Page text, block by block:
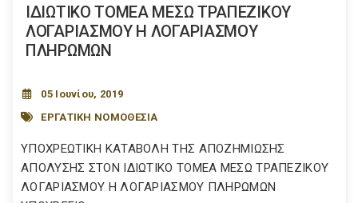
ΙΔΙΩΤΙΚΟ ΤΟΜΕΑ ΜΕΣΩ ΤΡΑΠΕΖΙΚΟΥ
ΛΟΓΑΡΙΑΣΜΟΥ Η ΛΟΓΑΡΙΑΣΜΟΥ
ΠΛΗΡΩΜΩΝ
05 Ιουνίου, 2019
ΕΡΓΑΤΙΚΗ ΝΟΜΟΘΕΣΙΑ
YΠΟΧΡΕΩΤΙΚΗ ΚΑΤΑΒΟΛΗ ΤΗΣ ΑΠΟΖΗΜΙΩΣΗΣ
ΑΠΟΛΥΣΗΣ ΣΤΟΝ ΙΔΙΩΤΙΚΟ ΤΟΜΕΑ ΜΕΣΩ ΤΡΑΠΕΖΙΚΟΥ
ΛΟΓΑΡΙΑΣΜΟΥ Η ΛΟΓΑΡΙΑΣΜΟΥ ΠΛΗΡΩΜΩΝ